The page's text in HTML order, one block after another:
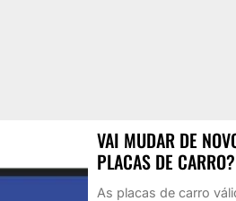
VAI MUDAR DE
PLACAS DE CARRO?
As placas de carro